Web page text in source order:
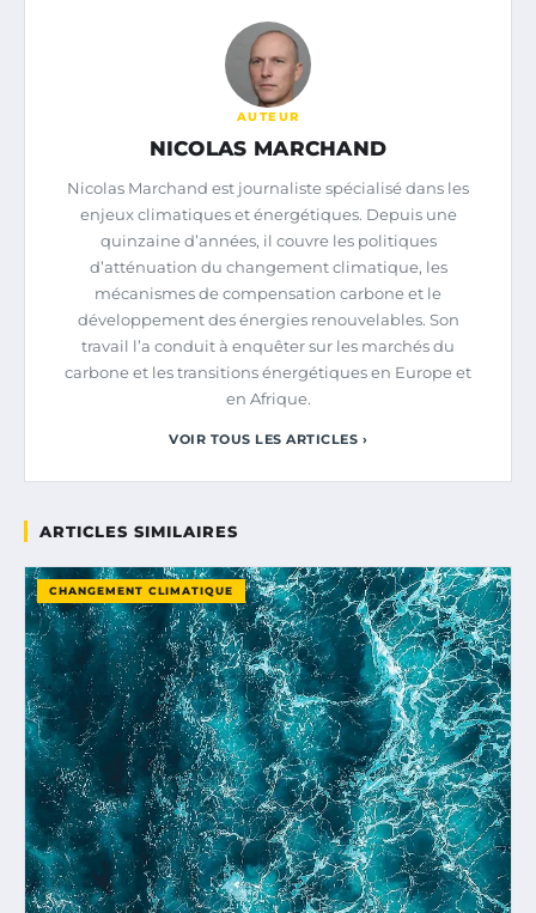
AUTEUR
NICOLAS MARCHAND
Nicolas Marchand est journaliste spécialisé dans les
enjeux climatiques et énergétiques. Depuis une
quinzaine d’années, il couvre les politiques
d’atténuation du changement climatique, les
mécanismes de compensation carbone et le
développement des énergies renouvelables. Son
travail l’a conduit à enquêter sur les marchés du
carbone et les transitions énergétiques en Europe et
en Afrique.
VOIR TOUS LES ARTICLES ›
ARTICLES SIMILAIRES
CHANGEMENT CLIMATIQUE